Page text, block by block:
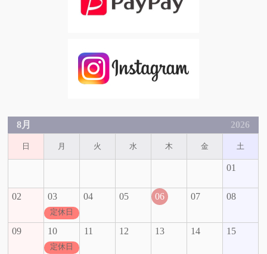
8月 2026
日 月 火 水 木 金 土
01
02 03
定休日
04 05 06 07 08
09 10
定休日
11 12 13 14 15